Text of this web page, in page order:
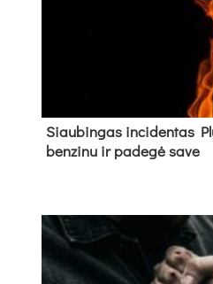
Siau­bin­gas in­ci­den­tas
ben­zi­nu ir pa­de­gė sa­ve